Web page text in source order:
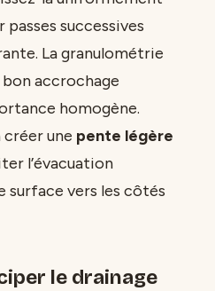
successives
La granulométrie
accrochage
homogène.
créer une pente légère
l’évacuation
surface vers les côtés
le drainage